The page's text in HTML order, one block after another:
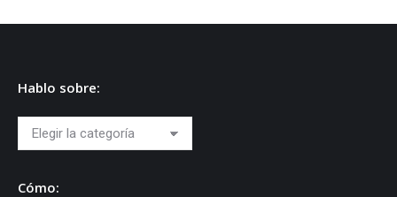
Hablo sobre:
Hablo
sobre:
Cómo: